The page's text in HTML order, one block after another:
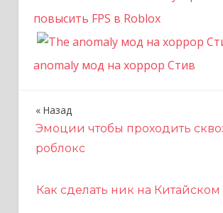
повысить FPS в Roblox
anomaly мод на хоррор Стив
Н
и
Назад
Эмоции чтобы проходить
роблокс
Как сделать ник на